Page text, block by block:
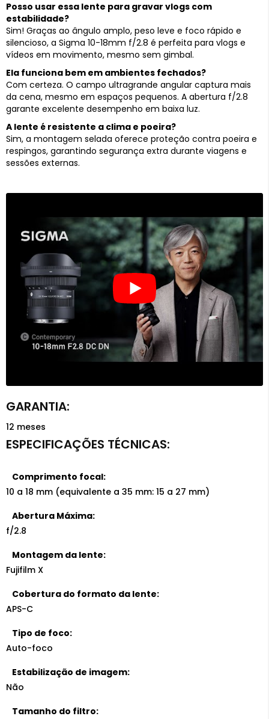
12 meses
Comprimento focal:
10 a 18 mm (equivalente a 35 mm: 15 a 27 mm)
Abertura Máxima:
f/2.8
Montagem da lente:
Fujifilm X
Cobertura do formato da lente:
APS-C
Tipo de foco:
Auto-foco
Estabilização de imagem:
Não
Tamanho do filtro:
Posso usar essa lente para gravar vlogs com
estabilidade?
Sim! Graças ao ângulo amplo, peso leve e foco rápido e
silencioso, a Sigma 10-18mm f/2.8 é perfeita para vlogs e
vídeos em movimento, mesmo sem gimbal.
Ela funciona bem em ambientes fechados?
Com certeza. O campo ultragrande angular captura mais
da cena, mesmo em espaços pequenos. A abertura f/2.8
garante excelente desempenho em baixa luz.
A lente é resistente a clima e poeira?
Sim, a montagem selada oferece proteção contra poeira e
respingos, garantindo segurança extra durante viagens e
sessões externas.